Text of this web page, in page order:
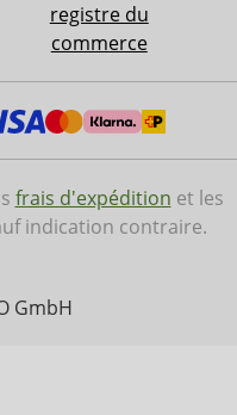
registre du
commerce
frais d'expédition et les
indication contraire.
GmbH